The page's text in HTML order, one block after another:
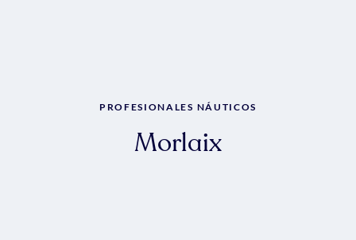
PROFESIONALES NÁUTICOS
Morlaix